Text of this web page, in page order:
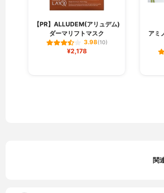
【PR】ALLUDEM(アリュデム)
ダーマリフトマスク
3.98(10)
¥2,178
アミ
関